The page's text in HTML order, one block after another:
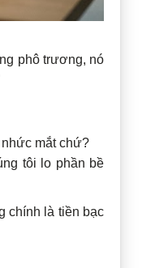
phô trương, nó
mắt chứ?
tôi lo phần bề
chính là tiền bạc